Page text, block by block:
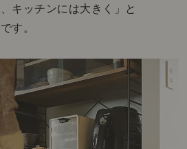
キッチンには大きく」と
す。